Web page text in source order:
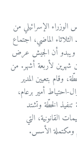
الإسرائيلي من
الماضي، اجتماع
ويبدو أن الجيش عرض
شهرين لأربعة أشهر. من
وقام بتعيين المدير
احتياط أمير برعام،
الخطّة وتشتد
القانونية، التي
ومكتملة الأسس.